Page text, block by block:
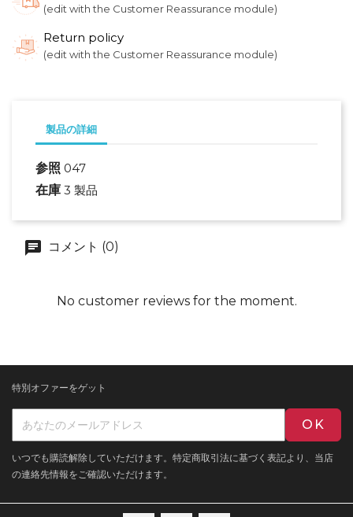
(edit with the Customer Reassurance module)
Return policy
(edit with the Customer Reassurance module)
製品の詳細
参照 047
在庫 3 製品
コメント (0)
No customer reviews for the moment.
特別オファーをゲット
いつでも購読解除していただけます。特定商取引法に基づく表記より、当店
の連絡先情報をご確認いただけます。